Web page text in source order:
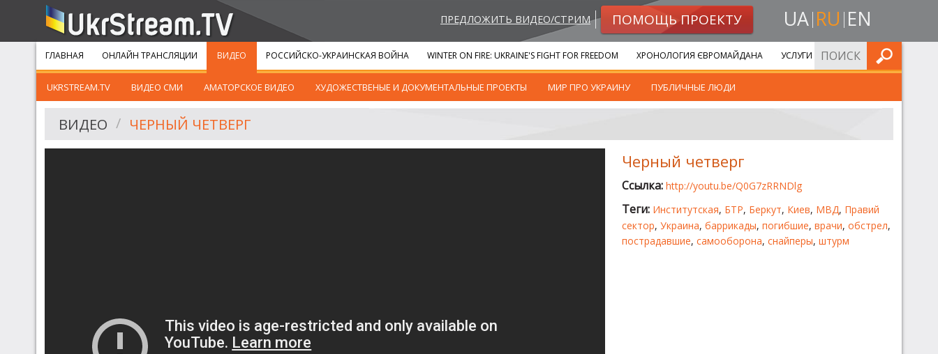
ПРЕДЛОЖИТЬ ВИДЕО/СТРИМ ПОМОЩЬ ПРОЕКТУ UA RU EN
ГЛАВНАЯ ОНЛАЙН ТРАНСЛЯЦИИ ВИДЕО
UKRSTREAM.TV ВИДЕО СМИ АМАТОРСКОЕ ВИДЕО ХУДОЖЕСТВЕНЫЕ И ДОКУМЕНТАЛЬНЫЕ ПРОЕКТЫ МИР ПРО УКРАИНУ ПУБЛИЧНЫЕ ЛЮДИ
РОССИЙСКО-УКРАИНСКАЯ ВОЙНА WINTER ON FIRE: UKRAINE'S FIGHT FOR FREEDOM ХРОНОЛОГИЯ ЄВРОМАЙДАНА УСЛУГИ ИСКАТЬ
ВИДЕО ЧЕРНЫЙ ЧЕТВЕРГ
Черный четверг
Ссылка: http://youtu.be/Q0G7zRRNDlg
Теги: Институтская, БТР, Беркут, Киев, МВД, Правий
сектор, Украина, баррикады, погибшие, врачи, обстрел,
пострадавшие, самооборона, снайперы, штурм